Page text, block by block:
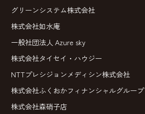
グリーンシステム株式会社
株式会社如水庵
一般社団法人 Azure sky
株式会社タイセイ・ハウジー
NTTプレシジョンメディシン株式会社
株式会社ふくおかフィナンシャルグループ
株式会社森硝子店